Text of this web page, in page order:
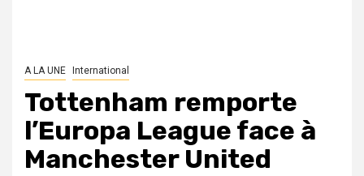
A LA UNE International
Tottenham remporte
l’Europa League face à
Manchester United